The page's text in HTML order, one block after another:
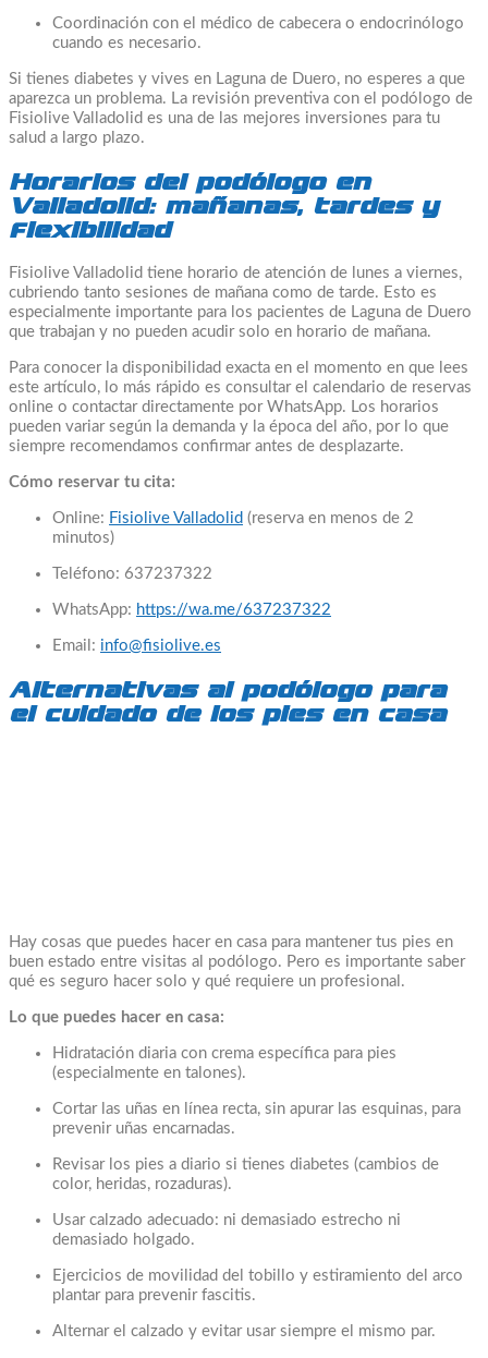
Coordinación con el médico de cabecera o endocrinólogo
cuando es necesario.
Si tienes diabetes y vives en Laguna de Duero, no esperes a que
aparezca un problema. La revisión preventiva con el podólogo de
Fisiolive Valladolid es una de las mejores inversiones para tu
salud a largo plazo.
Horarios del podólogo en
Valladolid: mañanas, tardes y
flexibilidad
Fisiolive Valladolid tiene horario de atención de lunes a viernes,
cubriendo tanto sesiones de mañana como de tarde. Esto es
especialmente importante para los pacientes de Laguna de Duero
que trabajan y no pueden acudir solo en horario de mañana.
Para conocer la disponibilidad exacta en el momento en que lees
este artículo, lo más rápido es consultar el calendario de reservas
online o contactar directamente por WhatsApp. Los horarios
pueden variar según la demanda y la época del año, por lo que
siempre recomendamos confirmar antes de desplazarte.
Cómo reservar tu cita:
Online: Fisiolive Valladolid (reserva en menos de 2
minutos)
Teléfono: 637237322
WhatsApp: https://wa.me/637237322
Email: info@fisiolive.es
Alternativas al podólogo para
el cuidado de los pies en casa
Hay cosas que puedes hacer en casa para mantener tus pies en
buen estado entre visitas al podólogo. Pero es importante saber
qué es seguro hacer solo y qué requiere un profesional.
Lo que puedes hacer en casa:
Hidratación diaria con crema específica para pies
(especialmente en talones).
Cortar las uñas en línea recta, sin apurar las esquinas, para
prevenir uñas encarnadas.
Revisar los pies a diario si tienes diabetes (cambios de
color, heridas, rozaduras).
Usar calzado adecuado: ni demasiado estrecho ni
demasiado holgado.
Ejercicios de movilidad del tobillo y estiramiento del arco
plantar para prevenir fascitis.
Alternar el calzado y evitar usar siempre el mismo par.